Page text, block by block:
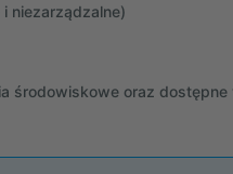
niezarządzalne)
środowiskowe oraz